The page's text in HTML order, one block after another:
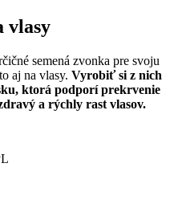
vlasy
semená zvonka pre svoju
aj na vlasy. Vyrobiť si z nich
ktorá podporí prekrvenie
a rýchly rast vlasov.